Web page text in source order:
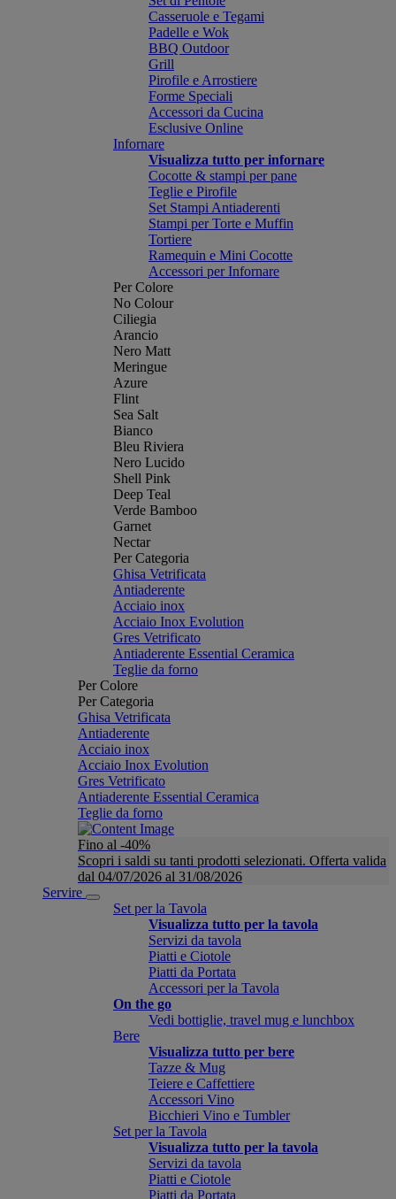
Casseruole e Tegami
Padelle e Wok
BBQ Outdoor
Grill
Pirofile e Arrostiere
Forme Speciali
Accessori da Cucina
Esclusive Online
Infornare
Visualizza tutto per infornare
Cocotte & stampi per pane
Teglie e Pirofile
Set Stampi Antiaderenti
Stampi per Torte e Muffin
Tortiere
Ramequin e Mini Cocotte
Accessori per Infornare
Per Colore
No Colour
Ciliegia
Arancio
Nero Matt
Meringue
Azure
Flint
Sea Salt
Bianco
Bleu Riviera
Nero Lucido
Shell Pink
Deep Teal
Verde Bamboo
Garnet
Nectar
Per Categoria
Ghisa Vetrificata
Antiaderente
Acciaio inox
Acciaio Inox Evolution
Gres Vetrificato
Antiaderente Essential Ceramica
Teglie da forno
Per Colore
Per Categoria
Ghisa Vetrificata
Antiaderente
Acciaio inox
Acciaio Inox Evolution
Gres Vetrificato
Antiaderente Essential Ceramica
Teglie da forno
Fino al -40%
Scopri i saldi su tanti prodotti selezionati. Offerta valida
dal 04/07/2026 al 31/08/2026
Servire
Set per la Tavola
Visualizza tutto per la tavola
Servizi da tavola
Piatti e Ciotole
Piatti da Portata
Accessori per la Tavola
On the go
Vedi bottiglie, travel mug e lunchbox
Bere
Visualizza tutto per bere
Tazze & Mug
Teiere e Caffettiere
Accessori Vino
Bicchieri Vino e Tumbler
Set per la Tavola
Visualizza tutto per la tavola
Servizi da tavola
Piatti e Ciotole
Piatti da Portata